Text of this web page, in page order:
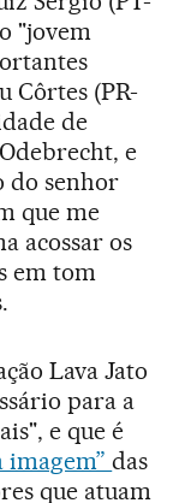
"jovem
Côrtes (PR-
de
e
do senhor
que me
acossar os
em tom
Lava Jato
para a
e que é
imagem”das
que atuam